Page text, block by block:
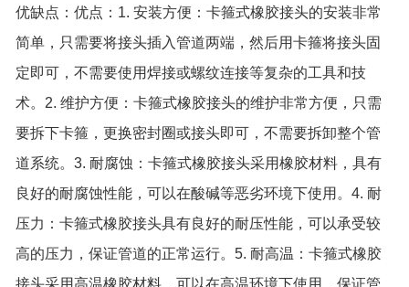
优缺点：优点：1. 安装方便：卡箍式橡胶接头的安装非常
简单，只需要将接头插入管道两端，然后用卡箍将接头固
定即可，不需要使用焊接或螺纹连接等复杂的工具和技
术。2. 维护方便：卡箍式橡胶接头的维护非常方便，只需
要拆下卡箍，更换密封圈或接头即可，不需要拆卸整个管
道系统。3. 耐腐蚀：卡箍式橡胶接头采用橡胶材料，具有
良好的耐腐蚀性能，可以在酸碱等恶劣环境下使用。4. 耐
压力：卡箍式橡胶接头具有良好的耐压性能，可以承受较
高的压力，保证管道的正常运行。5. 耐高温：卡箍式橡胶
接头采用高温橡胶材料，可以在高温环境下使用，保证管